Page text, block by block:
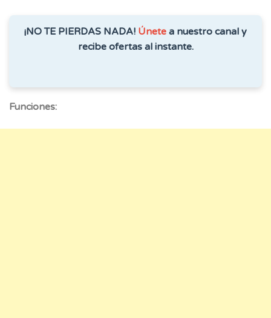
¡NO TE PIERDAS NADA! Únete a nuestro canal y
recibe ofertas al instante.
Funciones: